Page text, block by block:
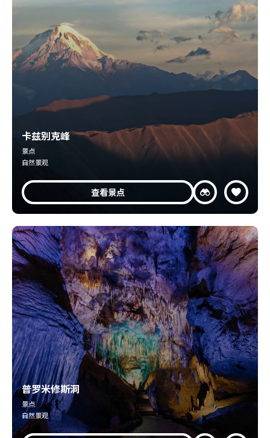
卡兹别克峰
景点
自然景观
查看景点
普罗米修斯洞
景点
自然景观